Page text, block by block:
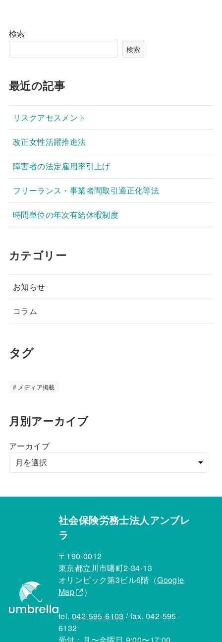
検索
検索
最近の記事
リスクアセスメント
改正女性活躍推進法
障害者の法定雇用率引上げ
フリーランス・事業者間取引適正化等法
時間単位の年次有給休暇制度
カテゴリー
お知らせ
コラム
タグ
メディア掲載
月別アーカイブ
アーカイブ
社会保険労務士法人アンブレ
ラ
〒190-0012
東京都立川市曙町2-34-13
オリンピック第3ビル6階（Google
Map
）
tel. 042-595-6103 / fax. 042-595-
6132